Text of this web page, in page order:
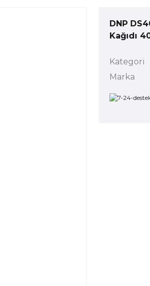
DNP
Kağıdı
Kategori
Marka